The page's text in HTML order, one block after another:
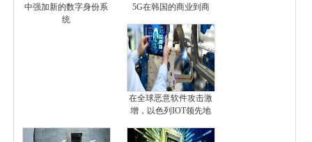
中强加新的数字身份系
统
5G在韩国的商业到商
在全球恶意软件攻击激
增，以色列IOT领先地